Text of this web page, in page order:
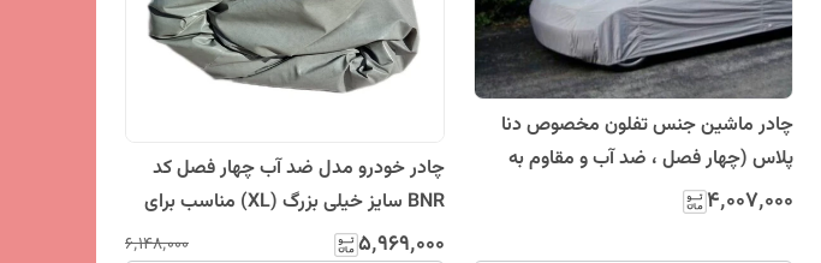
چادر ماشین جنس تفلون مخصوص دنا
پلاس (چهار فصل ، ضد آب و مقاوم به
آفتاب)
۴٬۰۰۷٬۰۰۰
چادر خودرو مدل ضد آب چهار فصل کد
BNR سایز خیلی بزرگ (XL) مناسب برای
دنا، دنا پلاس
۵٬۹۶۹٬۰۰۰ ۶٬۱۴۸٬۰۰۰